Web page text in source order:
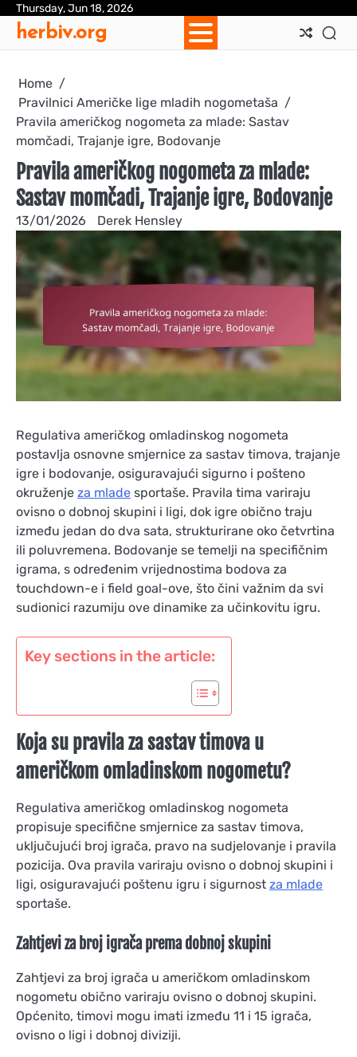
Skip
content
Thursday, Jun 18, 2026
herbiv.org
Home
Pravilnici Američke lige mladih nogometaša
Pravila američkog nogometa za mlade: Sastav
momčadi, Trajanje igre, Bodovanje
Pravila američkog nogometa za mlade:
Sastav momčadi, Trajanje igre, Bodovanje
13/01/2026 Derek Hensley
Regulativa američkog omladinskog nogometa
postavlja osnovne smjernice za sastav timova, trajanje
igre i bodovanje, osiguravajući sigurno i pošteno
okruženje za mlade sportaše. Pravila tima variraju
ovisno o dobnoj skupini i ligi, dok igre obično traju
između jedan do dva sata, strukturirane oko četvrtina
ili poluvremena. Bodovanje se temelji na specifičnim
igrama, s određenim vrijednostima bodova za
touchdown-e i field goal-ove, što čini važnim da svi
sudionici razumiju ove dinamike za učinkovitu igru.
Key sections in the article:
Koja su pravila za sastav timova u
američkom omladinskom nogometu?
Regulativa američkog omladinskog nogometa
propisuje specifične smjernice za sastav timova,
uključujući broj igrača, pravo na sudjelovanje i pravila
pozicija. Ova pravila variraju ovisno o dobnoj skupini i
ligi, osiguravajući poštenu igru i sigurnost za mlade
sportaše.
Zahtjevi za broj igrača prema dobnoj skupini
Zahtjevi za broj igrača u američkom omladinskom
nogometu obično variraju ovisno o dobnoj skupini.
Općenito, timovi mogu imati između 11 i 15 igrača,
ovisno o ligi i dobnoj diviziji.